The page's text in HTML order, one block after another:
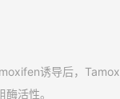
诱导后，
活性。